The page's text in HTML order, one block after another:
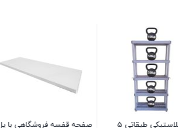
قفسه پلاستیکی طبقاتی 5
صفحه قفسه فروشگاهی با پل